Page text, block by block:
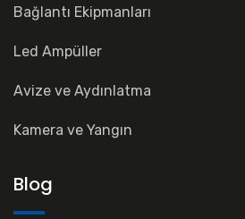
Bağlantı Ekipmanları
Led Ampüller
Avize ve Aydınlatma
Kamera ve Yangın
Blog